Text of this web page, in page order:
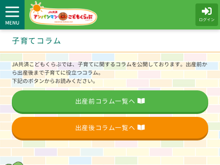
ログイン
子育てコラム
JA共済こどもくらぶでは、子育てに関するコラムを公開しております。出産前か
ら出産後まで子育てに役立つコラム。
下記のボタンからお読みください。
出産前コラム一覧へ
出産後コラム一覧へ